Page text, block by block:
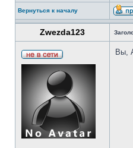
Вернуться к началу
Zwezda123
Вы,